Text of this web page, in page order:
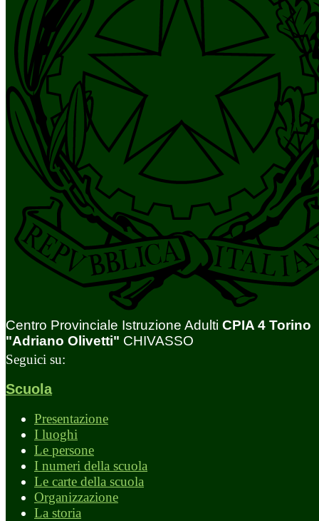
Centro Provinciale Istruzione Adulti CPIA 4 Torino
"Adriano Olivetti" CHIVASSO
Seguici su:
Scuola
Presentazione
I luoghi
Le persone
I numeri della scuola
Le carte della scuola
Organizzazione
La storia